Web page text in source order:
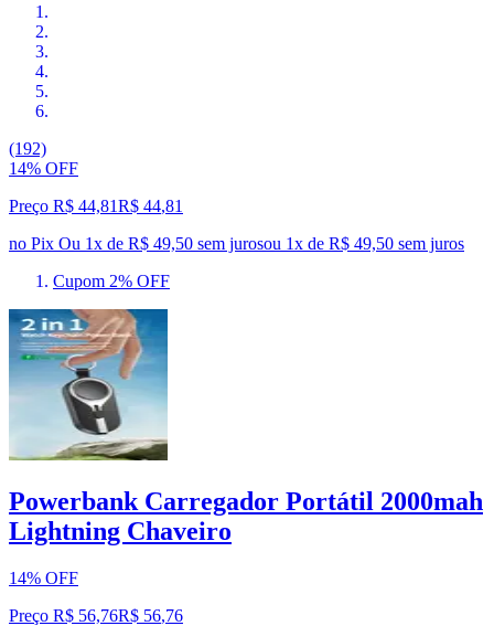
(192)
14% OFF
Preço R$ 44,81R$ 44,81
no Pix Ou 1x de R$ 49,50 sem jurosou 1x de R$ 49,50 sem juros
Cupom 2% OFF
Powerbank Carregador Portátil 2000mah
Lightning Chaveiro
14% OFF
Preço R$ 56,76R$ 56,76